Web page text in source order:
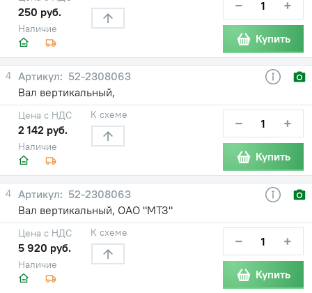
Наличие
250 руб. − +
Купить
4
52-2308063
Вал вертикальный,
Наличие
Цена с НДС
2 142 руб.
К схеме − +
Купить
4
52-2308063
Вал вертикальный, ОАО "МТЗ"
Наличие
Цена с НДС
5 920 руб.
К схеме − +
Купить